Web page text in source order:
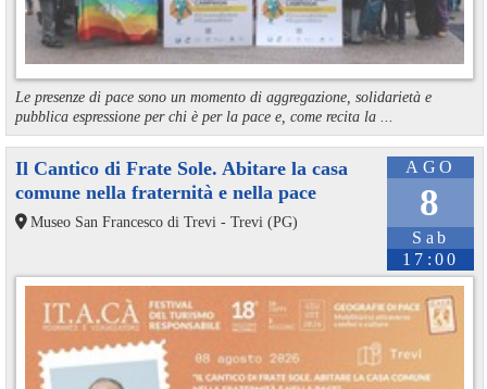
Le presenze di pace sono un momento di aggregazione, solidarietà e
pubblica espressione per chi è per la pace e, come recita la ...
AGO
8
Sab
17:00
Il Cantico di Frate Sole. Abitare la casa
comune nella fraternità e nella pace
Museo San Francesco di Trevi - Trevi (PG)